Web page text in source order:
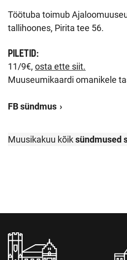
Töötuba toimub
tallihoones, Pirita tee 56.
PILETID:
11/9€, osta ette siit.
Muuseumikaardi omanikele
FB sündmus
Muusikakuu kõiksündmused